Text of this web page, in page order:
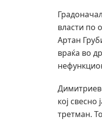
власти по
Артан
враќа во
кој
третман.